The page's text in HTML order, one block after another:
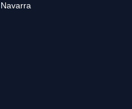
Navarra